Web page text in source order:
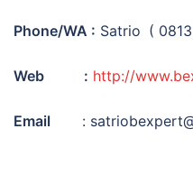
Phone/WA : Satrio (
Web : http://
Email :